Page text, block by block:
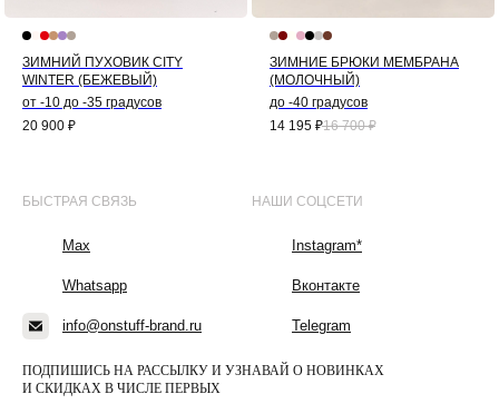
ЗИМНИЙ ПУХОВИК CITY
WINTER (БЕЖЕВЫЙ)
от -10 до -35 градусов
20 900 ₽
ЗИМНИЕ БРЮКИ МЕМБРАНА
(МОЛОЧНЫЙ)
до -40 градусов
14 195 ₽16 700 ₽
ПОДПИШИСЬ НА РАССЫЛКУ И УЗНАВАЙ О НОВИНКАХ
И СКИДКАХ В ЧИСЛЕ ПЕРВЫХ
БЫСТРАЯ СВЯЗЬ
Max
Whatsapp
info@onstuff-brand.ru
НАШИ СОЦСЕТИ
Instagram*
Вконтакте
Telegram